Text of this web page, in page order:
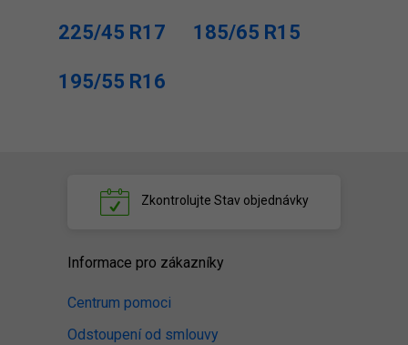
225/45 R17 185/65 R15
195/55 R16
Zkontrolujte Stav objednávky
Informace pro zákazníky
Centrum pomoci
Odstoupení od smlouvy